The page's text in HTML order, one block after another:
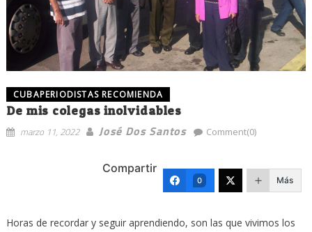
CUBAPERIODISTAS RECOMIENDA
De mis colegas inolvidables
marzo 11, 2022 José Dos Santos Comment(0)
Compartir
0 Más
Horas de recordar y seguir aprendiendo, son las que vivimos los